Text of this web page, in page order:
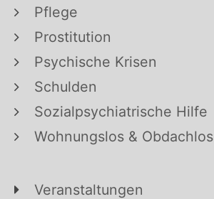
Pflege
Prostitution
Psychische Krisen
Schulden
Sozialpsychiatrische Hilfe
Wohnungslos & Obdachlos
Veranstaltungen